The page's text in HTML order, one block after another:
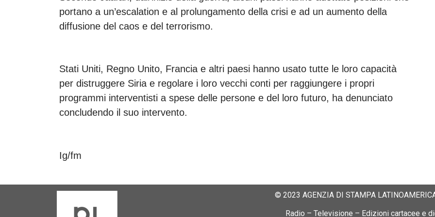
portano a un’escalation e al prolungamento della crisi e ad un aumento della
diffusione del caos e del terrorismo.
Stati Uniti, Regno Unito, Francia e altri paesi hanno usato tutte le loro capacità
per distruggere Siria e regolare i loro vecchi conti per raggiungere i propri
programmi interventisti a spese delle persone e del loro futuro, ha denunciato
concludendo il suo intervento.
Ig/fm
© 2023 AGENZIA DI STAMPA
Radio – Televisione – Edizioni cartacee e